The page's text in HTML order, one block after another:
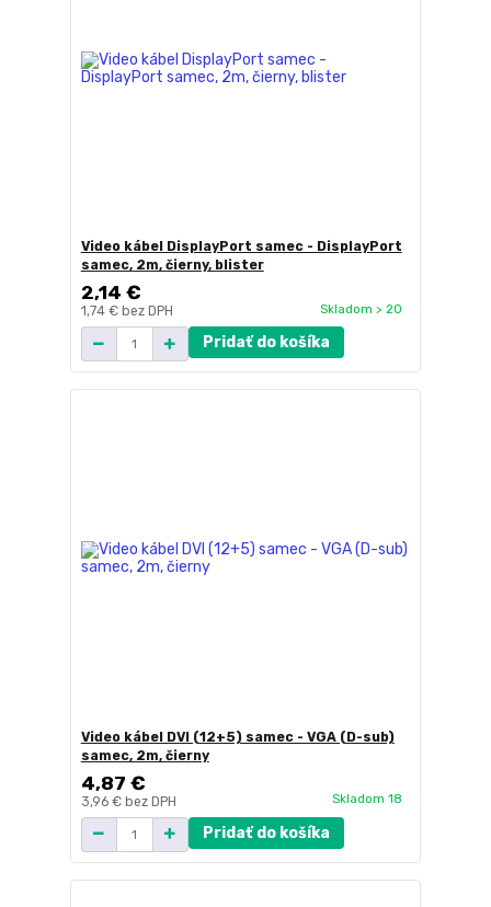
Video kábel DisplayPort samec - DisplayPort
samec, 2m, čierny, blister
2,14 €
1,74 € bez DPH Skladom > 20
Pridať do košíka
Video kábel DVI (12+5) samec - VGA (D-sub)
samec, 2m, čierny
4,87 €
3,96 € bez DPH Skladom 18
Pridať do košíka